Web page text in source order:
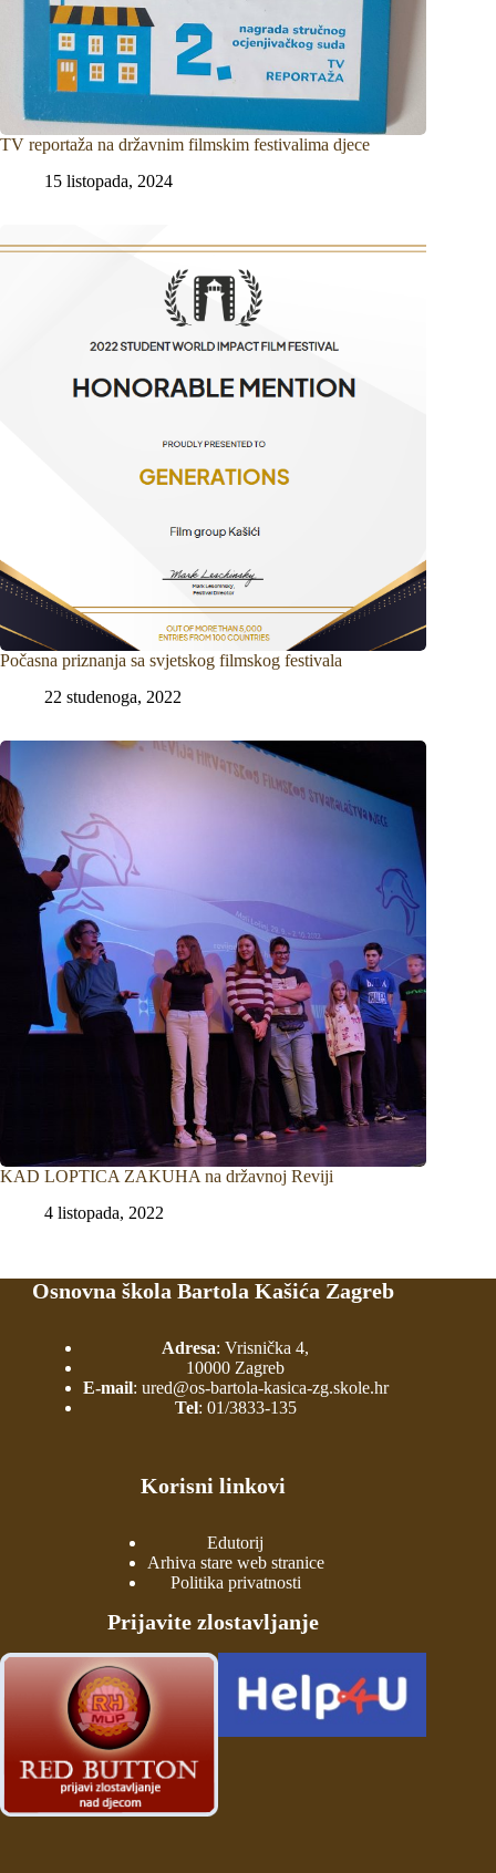
TV reportaža na državnim filmskim festivalima djece
15 listopada, 2024
Počasna priznanja sa svjetskog filmskog festivala
22 studenoga, 2022
KAD LOPTICA ZAKUHA na državnoj Reviji
4 listopada, 2022
Osnovna škola Bartola Kašića Zagreb
Adresa: Vrisnička 4,
10000 Zagreb
E-mail: ured@os-bartola-kasica-zg.skole.hr
Tel: 01/3833-135
Korisni linkovi
Edutorij
Arhiva stare web stranice
Politika privatnosti
Prijavite zlostavljanje